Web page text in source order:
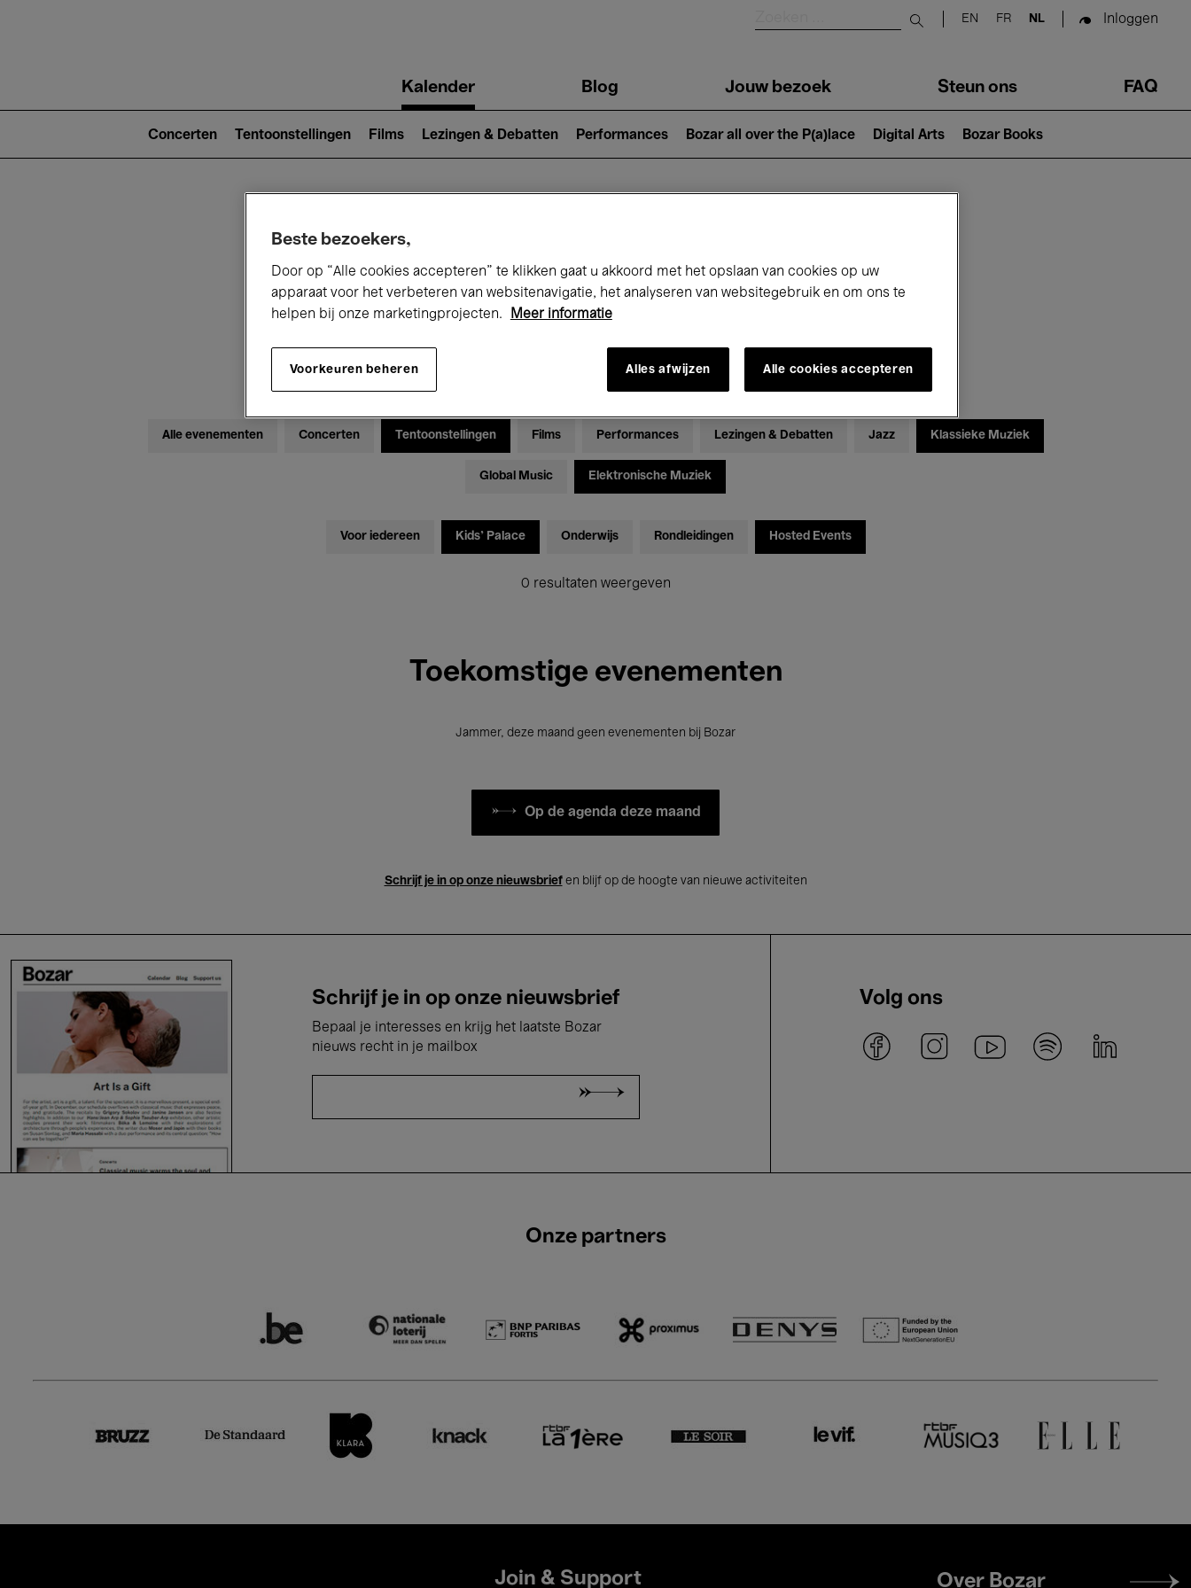
Submit search
EN FR NL Inloggen
navigationKalender Blog Jouw bezoek Steun ons FAQ
2)
Concerten Tentoonstellingen Films Lezingen & Debatten Performances Bozar all over the P(a)lace Digital Arts Bozar Books
Alle evenementen Concerten Tentoonstellingen Films Performances Lezingen & Debatten Jazz Klassieke Muziek
Global Music Elektronische Muziek
Voor iedereen Kids’ Palace Onderwijs Rondleidingen Hosted Events
0 resultaten weergeven
Toekomstige evenementen
Jammer, deze maand geen evenementen bij Bozar
Op de agenda deze maand
Schrijf je in op onze nieuwsbriefen blijf op de hoogte van nieuwe activiteiten
Schrijf je in op onze nieuwsbrief
Bepaal je interesses en krijg het laatste Bozar
nieuws recht in je mailbox
Volg ons
Onze partners
Join & Support
Footer
Over Bozar
Beste bezoekers,
Door op “Alle cookies accepteren” te klikken gaat u akkoord met het opslaan van cookies op uw
apparaat voor het verbeteren van websitenavigatie, het analyseren van websitegebruik en om ons te
helpen bij onze marketingprojecten.
Meer informatie
Voorkeuren beheren Alles afwijzen Alle cookies accepteren